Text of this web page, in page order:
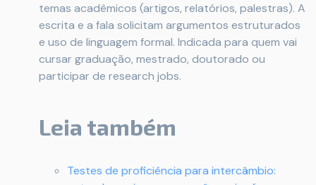
temas acadêmicos (artigos, relatórios, palestras). A
escrita e a fala solicitam argumentos estruturados
e uso de linguagem formal. Indicada para quem vai
cursar graduação, mestrado, doutorado ou
participar de research jobs.
Leia também
Testes de proficiência para intercâmbio: